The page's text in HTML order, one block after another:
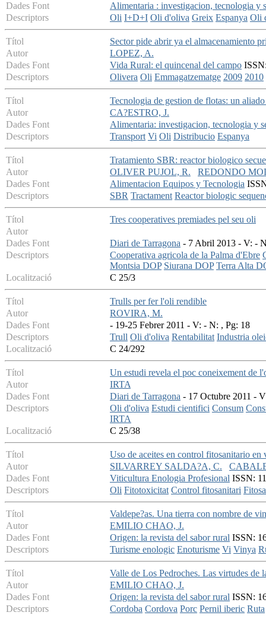
Dades Font
Alimentaria : investigacion, tecnologia y
Descriptors
Oli I+D+I Oli d'oliva Greix Espanya Oli
Títol
Sector pide abrir ya el almacenamiento
Autor
LOPEZ, A.
Dades Font
Vida Rural: el quincenal del campo
Descriptors
Olivera Oli Emmagatzematge 2009 2010
Títol
Tecnologia de gestion de flotas: un
Autor
CA?ESTRO, J.
Dades Font
Alimentaria: investigacion, tecnologia y
Descriptors
Transport Vi Oli Distribucio Espanya
Títol
Tratamiento SBR: reactor biologico
Autor
OLIVER PUJOL, R.
REDONDO
Dades Font
Alimentacion Equipos y Tecnologia
Descriptors
SBR Tractament Reactor biologic
Títol
Tres cooperatives premiades pel seu oli
Autor
Dades Font
Diari de Tarragona - 7 Abril 2013 - V: -
Descriptors
Cooperativa agricola de la Palma d'Ebre
Montsia DOP Siurana DOP Terra Alta
Localització
C 25/3
Títol
Trulls per fer l'oli rendible
Autor
ROVIRA, M.
Dades Font
- 19-25 Febrer 2011 - V: - N: , Pg: 18
Descriptors
Trull Oli d'oliva Rentabilitat Industria
Localització
C 24/292
Títol
Un estudi revela el poc coneixement de
Autor
IRTA
Dades Font
Diari de Tarragona - 17 Octubre 2011 -
Descriptors
Oli d'oliva Estudi cientifici Consum
IRTA
Localització
C 25/38
Títol
Uso de aceites en control fitosanitario en
Autor
SILVARREY SALDA?A, C.
Dades Font
Viticultura Enologia Profesional ISSN:
Descriptors
Oli Fitotoxicitat Control fitosanitari
Títol
Valdepe?as. Una tierra con nombre de
Autor
EMILIO CHAO, J.
Dades Font
Origen: la revista del sabor rural ISSN:
Descriptors
Turisme enologic Enoturisme Vi Vinya
Títol
Valle de Los Pedroches. Las virtudes de
Autor
EMILIO CHAO, J.
Dades Font
Origen: la revista del sabor rural ISSN:
Descriptors
Cordoba Cordova Porc Pernil iberic Ruta